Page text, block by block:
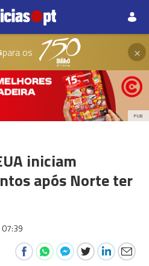
para os ×
PUB
iniciam
após Norte ter
07:39